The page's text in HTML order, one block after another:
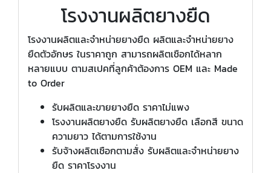
โรงงานผลิตยางยืด
โรงงานผลิตและจำหน่ายยางยืด ผลิตและจำหน่ายยาง
ยืดตัวอักษร ในราคาถูก สามารถผลิตเชือกได้หลาก
หลายแบบ ตามสเปคที่ลูกค้าต้องการ OEM และ Made
to Order
รับผลิตและขายยางยืด ราคาไม่แพง
โรงงานผลิตยางยืด รับผลิตยางยืด เลือกสี ขนาด
ความยาว ได้ตามการใช้งาน
รับจ้างผลิตเชือกตามสั่ง รับผลิตและจำหน่ายยาง
ยืด ราคาโรงงาน